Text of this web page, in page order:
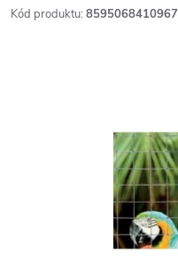
Kód produktu: 8595068410967